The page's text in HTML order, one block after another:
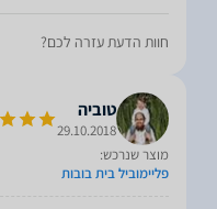
חוות הדעת עזרה לכם?
טוביה
29.10.2018
מוצר שנרכש:
פליימוביל בית בובות